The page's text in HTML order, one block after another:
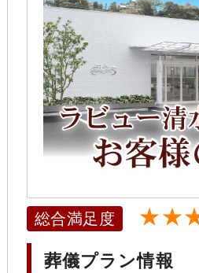
総合満足度
葬儀プラン情報